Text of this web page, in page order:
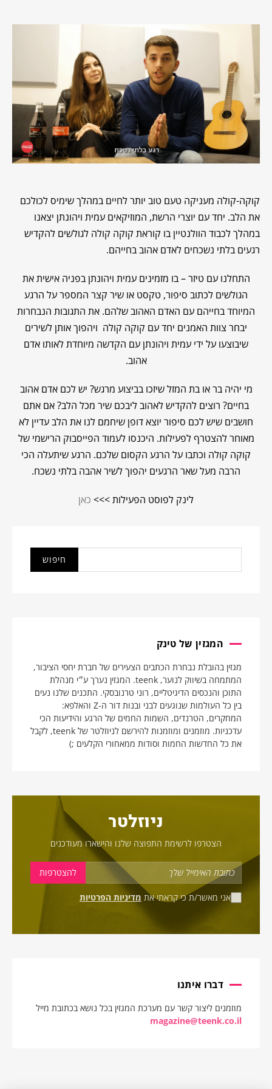
קוקה-קולה מעניקה טעם טוב יותר לחיים במהלך שימיס לכולכם
את הלב. יחד עם יוצרי הרשת, המוזיקאים עמית ויהונתן יצאנו
במהלך לכבוד הוולנטיין בו קוראת קוקה קולה לגולשים להקדיש
רגעים בלתי נשכחים לאדם אהוב בחייהם.
התחלנו עם טיזר – בו מזמינים עמית ויהונתן בפניה אישית את
הגולשים לכתוב סיפור, טקסט או שיר קצר המספר על הרגע
המיוחד בחייהם עם האדם האהוב שלהם. את התגובות הנבחרות
יבחר צוות האמנים יחד עם קוקה קולה ויהפוך אותן לשירים
שיבוצעו על ידי עמית ויהונתן עם הקדשה מיוחדת לאותו אדם
אהוב.
מי יהיה בר או בת המזל שיזכו בביצוע מרגש? יש לכם אדם אהוב
בחיים? רוצים להקדיש לאהוב ליבכם שיר מכל הלב? אם אתם
חושבים שיש לכם סיפור יוצא דופן שיחמם לנו את הלב עדיין לא
מאוחר להצטרף לפעילות. היכנסו לעמוד הפייסבוק הרישמי של
קוקה קולה וכתבו על הרגע הקסום שלכם. הרגע שיתעלה הכי
הרבה מעל שאר הרגעים יהפוך לשיר אהבה בלתי נשכח.
לינק לפוסט הפעילות >>> כאן
המגזין של טינק
מגזין בהובלת נבחרת הכתבים הצעירים של חברת יחסי הציבור,
המתמחה בשיווק לנוער, teenk. המגזין נערך ע״י מנהלת
התוכן והנכסים הדיגיטליים, רוני טרנובסקי. התכנים שלנו נעים
בין כל העולמות שנוגעים לבני ובנות דור ה-Z והאלפא:
המחקרים, הטרנדים, השמות החמים של הרגע והידיעות הכי
עדכניות. מוזמנים ומוזמנות להירשם לניוזלטר של teenk, לקבל
את כל החדשות החמות וסודות ממאחורי הקלעים ;)
ניוזלטר
הצטרפו לרשימת התפוצה שלנו והישארו מעודכנים
אני מאשר/ת כי קראתי את מדיניות הפרטיות
דברו איתנו
מוזמנים ליצור קשר עם מערכת המגזין בכל נושא בכתובת מייל
magazine@teenk.co.il